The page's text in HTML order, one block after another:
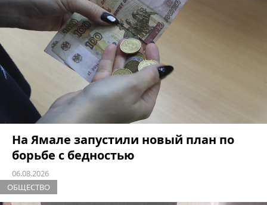
На Ямале запустили новый план по
борьбе с бедностью
06.08.2026
ОБЩЕСТВО